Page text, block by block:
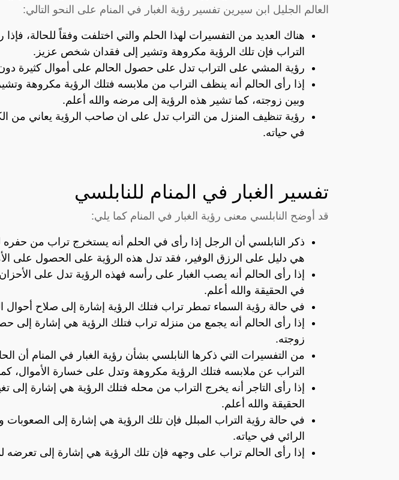
العالم الجليل ابن سيرين تفسير رؤية الغبار في المنام على النحو التالي:
هناك العديد من التفسيرات لهذا الحلم والتي اختلفت وفقاً للحالة، فإذا
التراب فإن تلك الرؤية مكروهة وتشير إلى فقدان شخص عزيز.
رؤية المشي على التراب تدل على حصول الحالم على أموال كثيرة
إذا رأى الحالم أنه ينظف التراب من ملابسه فتلك الرؤية مكروهة
وبين زوجته، كما تشير هذه الرؤية إلى مرضه والله أعلم.
رؤية تنظيف المنزل من التراب تدل على ان صاحب الرؤية يعاني من
في حياته.
تفسير الغبار في المنام للنابلسي
قد أوضح النابلسي معنى رؤية الغبار في المنام كما يلي:
ذكر النابلسي أن الرجل إذا رأى في الحلم أنه يستخرج تراب من حفره
هي دليل على الرزق الوفير، فقد تدل هذه الرؤية على الحصول على
إذا رأى الحالم أنه يصب الغبار على رأسه فهذه الرؤية تدل على الأحزان
في الحقيقة والله أعلم.
في حالة رؤية السماء تمطر تراب فتلك الرؤية إشارة إلى صلاح أحوال
إذا رأى الحالم أنه يجمع من منزله تراب فتلك الرؤية هي إشارة إلى
زوجته.
من التفسيرات التي ذكرها النابلسي بشأن رؤية الغبار في المنام أن
التراب عن ملابسه فتلك الرؤية مكروهة وتدل على خسارة الأموال،
إذا رأى التاجر أنه يخرج التراب من محله فتلك الرؤية هي إشارة إلى
الحقيقة والله أعلم.
في حالة رؤية التراب المبلل فإن تلك الرؤية هي إشارة إلى الصعوبات
الرائي في حياته.
إذا رأى الحالم تراب على وجهه فإن تلك الرؤية هي إشارة إلى تعرضه